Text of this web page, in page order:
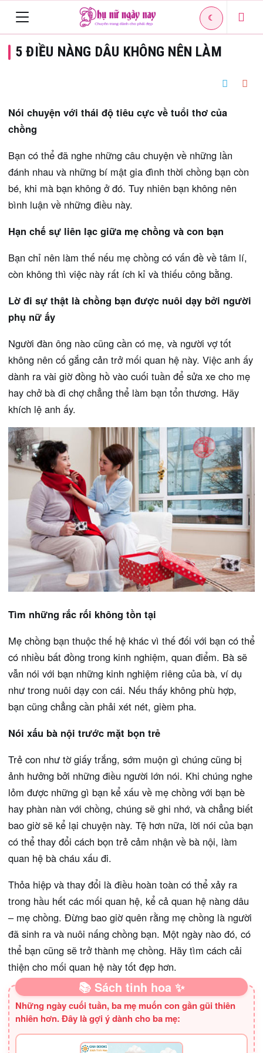
navigation
☾
5 ĐIỀU NÀNG DÂU KHÔNG NÊN LÀM
Nói chuyện với thái độ tiêu cực về tuổi thơ của
chồng
Bạn có thể đã nghe những câu chuyện về những lần
đánh nhau và những bí mật gia đình thời chồng bạn còn
bé, khi mà bạn không ở đó. Tuy nhiên bạn không nên
bình luận về những điều này.
Hạn chế sự liên lạc giữa mẹ chồng và con bạn
Bạn chỉ nên làm thế nếu mẹ chồng có vấn đề về tâm lí,
còn không thì việc này rất ích kỉ và thiếu công bằng.
Lờ đi sự thật là chồng bạn được nuôi dạy bởi người
phụ nữ ấy
Người đàn ông nào cũng cần có mẹ, và người vợ tốt
không nên cố gắng cản trở mối quan hệ này. Việc anh ấy
dành ra vài giờ đồng hồ vào cuối tuần để sửa xe cho mẹ
hay chở bà đi chợ chẳng thể làm bạn tổn thương. Hãy
khích lệ anh ấy.
Tìm những rắc rối không tồn tại
Mẹ chồng bạn thuộc thế hệ khác vì thế đối với bạn có thể
có nhiều bất đồng trong kinh nghiệm, quan điểm. Bà sẽ
vẫn nói với bạn những kinh nghiệm riêng của bà, ví dụ
như trong nuôi dạy con cái. Nếu thấy không phù hợp,
bạn cũng chẳng cần phải xét nét, gièm pha.
Nói xấu bà nội trước mặt bọn trẻ
Trẻ con như tờ giấy trắng, sớm muộn gì chúng cũng bị
ảnh hưởng bởi những điều người lớn nói. Khi chúng nghe
lỏm được những gì bạn kể xấu về mẹ chồng với bạn bè
hay phàn nàn với chồng, chúng sẽ ghi nhớ, và chẳng biết
bao giờ sẽ kể lại chuyện này. Tệ hơn nữa, lời nói của bạn
có thể thay đổi cách bọn trẻ cảm nhận về bà nội, làm
quan hệ bà cháu xấu đi.
Thỏa hiệp và thay đổi là điều hoàn toàn có thể xảy ra
trong hầu hết các mối quan hệ, kể cả quan hệ nàng dâu
– mẹ chồng. Đừng bao giờ quên rằng mẹ chồng là người
đã sinh ra và nuôi nấng chồng bạn. Một ngày nào đó, có
thể bạn cũng sẽ trở thành mẹ chồng. Hãy tìm cách cải
thiện cho mối quan hệ này tốt đẹp hơn.
📚 Sách tinh hoa ✨
Những ngày cuối tuần, ba mẹ muốn con gần gũi thiên
nhiên hơn. Đây là gợi ý dành cho ba mẹ: